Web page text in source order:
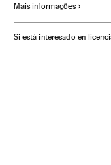
Consumismo
Mais informações
Si está interesado en